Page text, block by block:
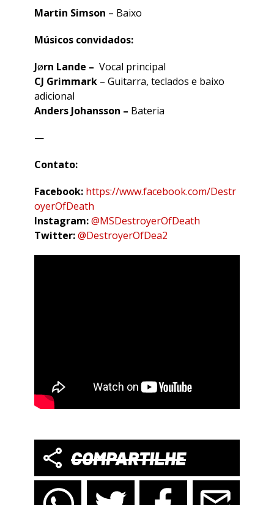
Martin Simson – Baixo
Músicos convidados:
Jørn Lande – Vocal principal
CJ Grimmark – Guitarra, teclados e baixo
adicional
Anders Johansson – Bateria
—
Contato:
Facebook: https://www.facebook.com/Destr
oyerOfDeath
Instagram:@MSDestroyerOfDeath
Twitter:@DestroyerOfDea2
COMPARTILHE